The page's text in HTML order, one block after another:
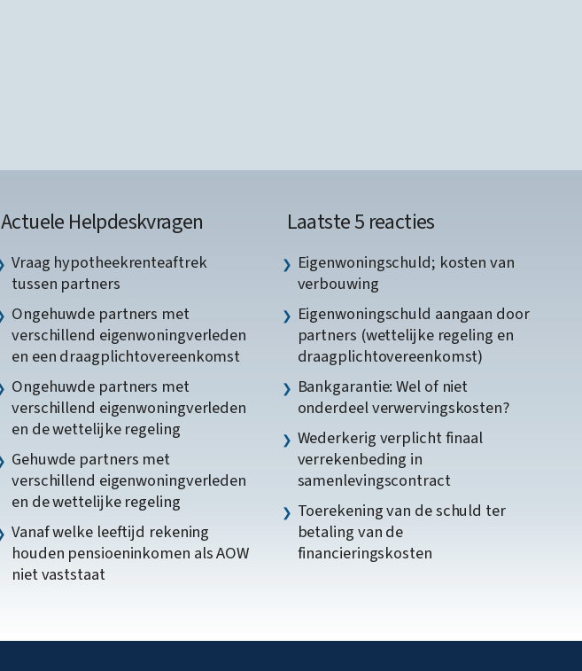
Actuele Helpdeskvragen
Vraag hypotheekrenteaftrek
tussen partners
Ongehuwde partners met
verschillend eigenwoningverleden
en een draagplichtovereenkomst
Ongehuwde partners met
verschillend eigenwoningverleden
en de wettelijke regeling
Gehuwde partners met
verschillend eigenwoningverleden
en de wettelijke regeling
Vanaf welke leeftijd rekening
houden pensioeninkomen als AOW
niet vaststaat
Laatste 5 reacties
Eigenwoningschuld; kosten van
verbouwing
Eigenwoningschuld aangaan door
partners (wettelijke regeling en
draagplichtovereenkomst)
Bankgarantie: Wel of niet
onderdeel verwervingskosten?
Wederkerig verplicht finaal
verrekenbeding in
samenlevingscontract
Toerekening van de schuld ter
betaling van de
financieringskosten